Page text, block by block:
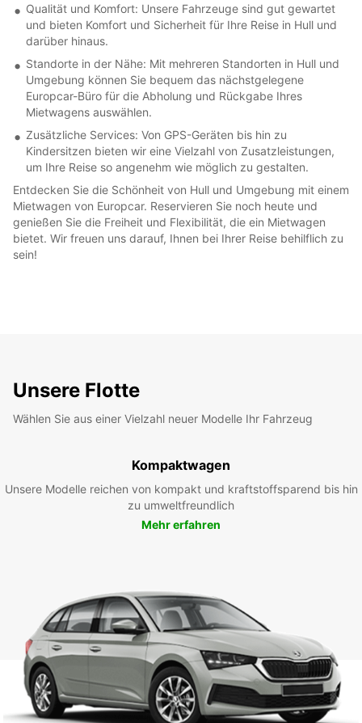
Qualität und Komfort: Unsere Fahrzeuge sind gut gewartet
und bieten Komfort und Sicherheit für Ihre Reise in Hull und
darüber hinaus.
Standorte in der Nähe: Mit mehreren Standorten in Hull und
Umgebung können Sie bequem das nächstgelegene
Europcar-Büro für die Abholung und Rückgabe Ihres
Mietwagens auswählen.
Zusätzliche Services: Von GPS-Geräten bis hin zu
Kindersitzen bieten wir eine Vielzahl von Zusatzleistungen,
um Ihre Reise so angenehm wie möglich zu gestalten.
Entdecken Sie die Schönheit von Hull und Umgebung mit einem
Mietwagen von Europcar. Reservieren Sie noch heute und
genießen Sie die Freiheit und Flexibilität, die ein Mietwagen
bietet. Wir freuen uns darauf, Ihnen bei Ihrer Reise behilflich zu
sein!
Unsere Flotte
Wählen Sie aus einer Vielzahl neuer Modelle Ihr Fahrzeug
Kompaktwagen
Unsere Modelle reichen von kompakt und kraftstoffsparend bis hin
zu umweltfreundlich
Mehr erfahren